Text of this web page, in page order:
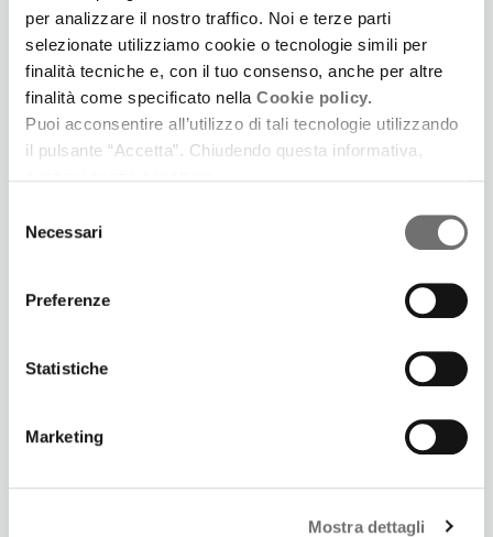
per analizzare il nostro traffico. Noi e terze parti
selezionate utilizziamo cookie o tecnologie simili per
finalità tecniche e, con il tuo consenso, anche per altre
finalità come specificato nella Cookie policy.
Puoi acconsentire all’utilizzo di tali tecnologie utilizzando
il pulsante “Accetta”. Chiudendo questa informativa,
delNecessari
Preferenze
Statistiche
Marketing
Mostra dettagli
3 Luglio 2025
CINQUE PUNTATE IDEATA E SCRITTA DA
SAMUELE GOVONI E PRODOTTA DA FERRARA LA
Prima puntata: Il giardino dei Finzi Contini